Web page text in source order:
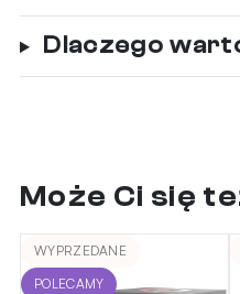
Dlaczego
Może Ci się
WYPRZEDANE
POLECAMY